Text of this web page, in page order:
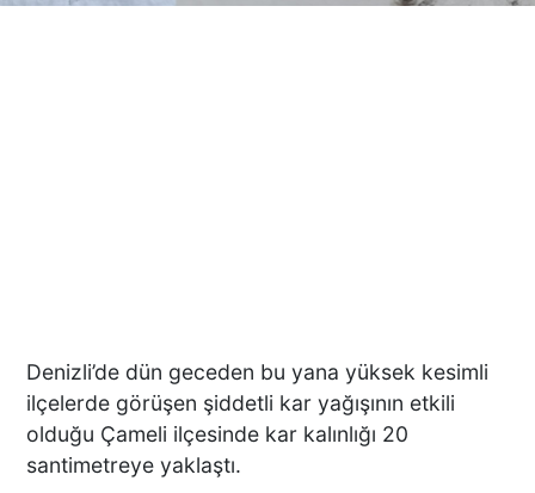
Denizli’de dün geceden bu yana yüksek kesimli
ilçelerde görüşen şiddetli kar yağışının etkili
olduğu Çameli ilçesinde kar kalınlığı 20
santimetreye yaklaştı.